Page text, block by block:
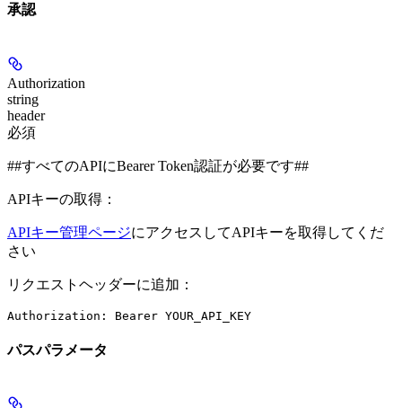
承認
Authorization
string
header
必須
##すべてのAPIにBearer Token認証が必要です##
APIキーの取得：
APIキー管理ページにアクセスしてAPIキーを取得してくだ
さい
リクエストヘッダーに追加：
Authorization: Bearer YOUR_API_KEY
パスパラメータ